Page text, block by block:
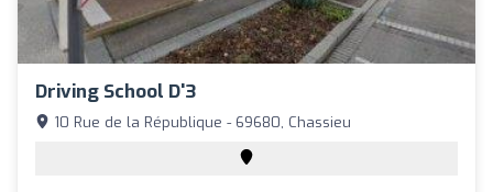
Driving School D'3
10 Rue de la République - 69680, Chassieu